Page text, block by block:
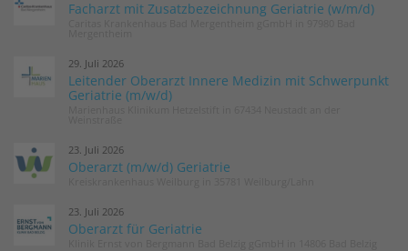
Facharzt mit Zusatzbezeichnung Geriatrie (w/m/d)
29. Juli 2026
Leitender Oberarzt Innere Medizin mit Schwerpunkt
Geriatrie (m/w/d)
23. Juli 2026
Oberarzt (m/w/d) Geriatrie
23. Juli 2026
Oberarzt für Geriatrie